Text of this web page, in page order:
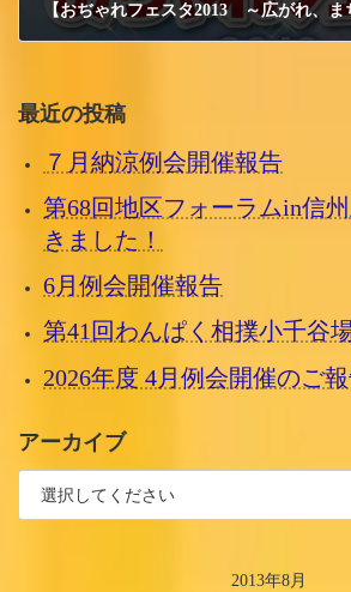
【おぢゃれフェスタ2013 ～広がれ、
最近の投稿
７月納涼例会開催報告
第68回地区フォーラムin信
きました！
6月例会開催報告
第41回わんぱく相撲小千谷
2026年度 4月例会開催のご
アーカイブ
2013年8月